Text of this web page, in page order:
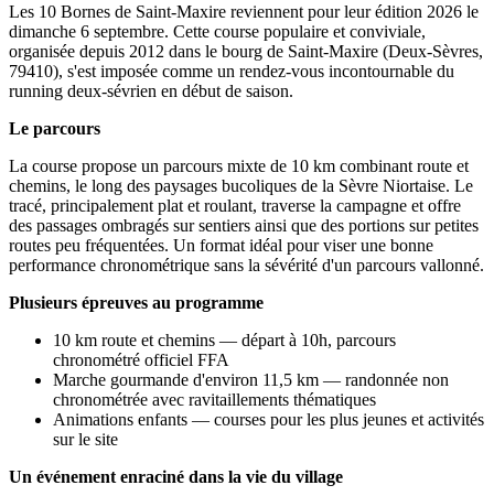
Les 10 Bornes de Saint-Maxire reviennent pour leur édition 2026 le
dimanche 6 septembre. Cette course populaire et conviviale,
organisée depuis 2012 dans le bourg de Saint-Maxire (Deux-Sèvres,
79410), s'est imposée comme un rendez-vous incontournable du
running deux-sévrien en début de saison.
Le parcours
La course propose un parcours mixte de 10 km combinant route et
chemins, le long des paysages bucoliques de la Sèvre Niortaise. Le
tracé, principalement plat et roulant, traverse la campagne et offre
des passages ombragés sur sentiers ainsi que des portions sur petites
routes peu fréquentées. Un format idéal pour viser une bonne
performance chronométrique sans la sévérité d'un parcours vallonné.
Plusieurs épreuves au programme
10 km route et chemins — départ à 10h, parcours
chronométré officiel FFA
Marche gourmande d'environ 11,5 km — randonnée non
chronométrée avec ravitaillements thématiques
Animations enfants — courses pour les plus jeunes et activités
sur le site
Un événement enraciné dans la vie du village